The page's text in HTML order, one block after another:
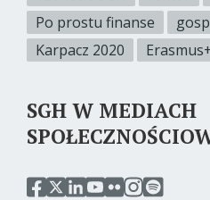
Po prostu finanse
Karpacz 2020
SGH W MEDIACH
przejdź
przejdź
przejdź
przejdź
przejdź
przejdźprzejdź